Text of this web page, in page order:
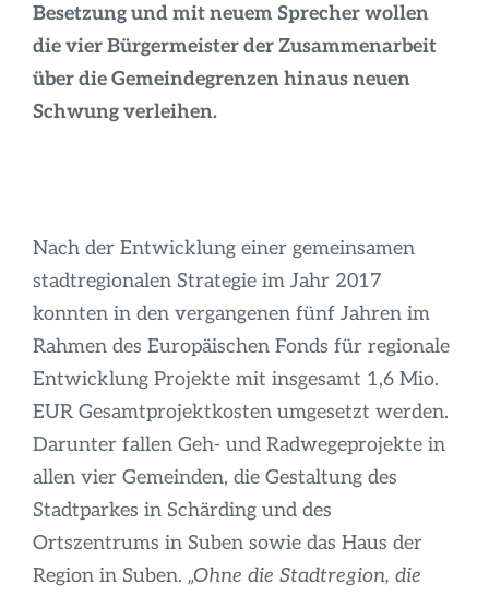
Besetzung und mit neuem Sprecher wollen
die vier Bürgermeister der Zusammenarbeit
über die Gemeindegrenzen hinaus neuen
Schwung verleihen.
Nach der Entwicklung einer gemeinsamen
stadtregionalen Strategie im Jahr 2017
konnten in den vergangenen fünf Jahren im
Rahmen des Europäischen Fonds für regionale
Entwicklung Projekte mit insgesamt 1,6 Mio.
EUR Gesamtprojektkosten umgesetzt werden.
Darunter fallen Geh- und Radwegeprojekte in
allen vier Gemeinden, die Gestaltung des
Stadtparkes in Schärding und des
Ortszentrums in Suben sowie das Haus der
Region in Suben. „Ohne die Stadtregion, die